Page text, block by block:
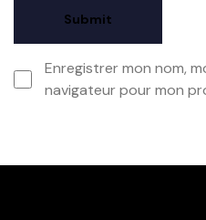
Enregistrer mon nom,
navigateur pour mon